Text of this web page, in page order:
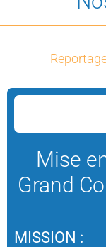
Mise
Grand
MISSION :